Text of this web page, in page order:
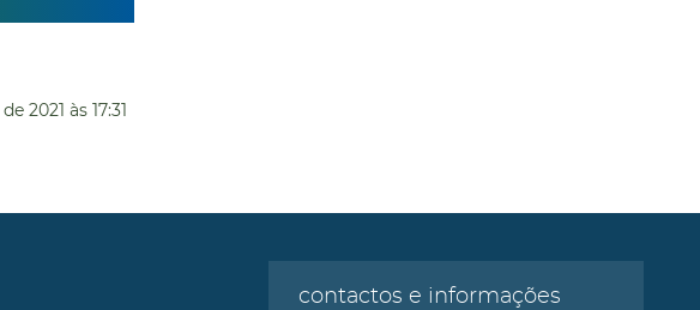
2021 às 17:31
contactos e informações